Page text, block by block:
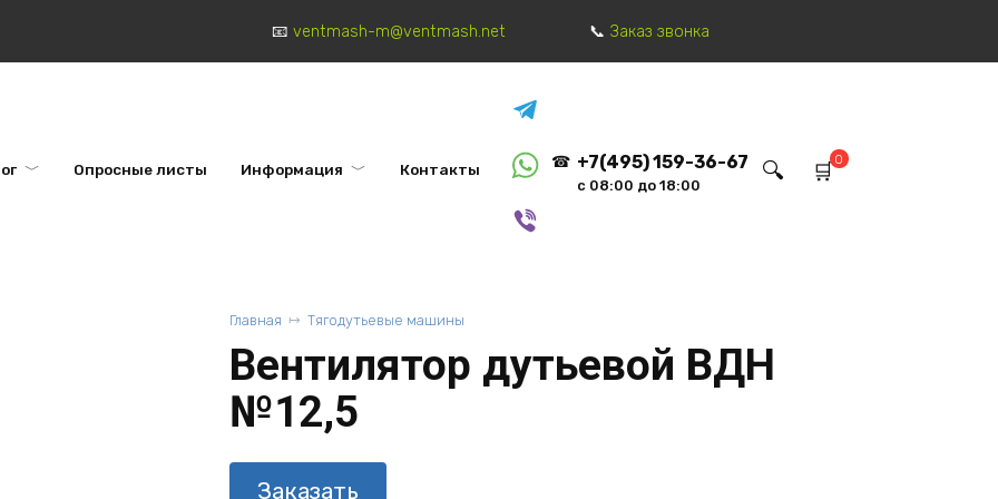
ventmash-m@ventmash.net Заказ звонка
Опросные листы Информация Контакты +7(495) 159-36-67
с 08:00 до 18:00
0
Главная Тягодутьевые машины
Вентилятор дутьевой ВДН
№12,5
Заказать